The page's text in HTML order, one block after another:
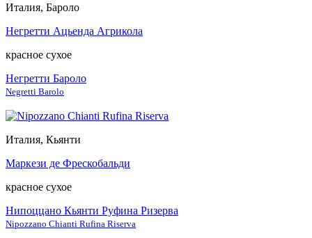
Италия, Бароло
Негретти Ацьенда Агрикола
красное сухое
Негретти Бароло
Negretti Barolo
Италия, Кьянти
Маркези де Фрескобальди
красное сухое
Нипоццано Кьянти Руфина Ризерва
Nipozzano Chianti Rufina Riserva